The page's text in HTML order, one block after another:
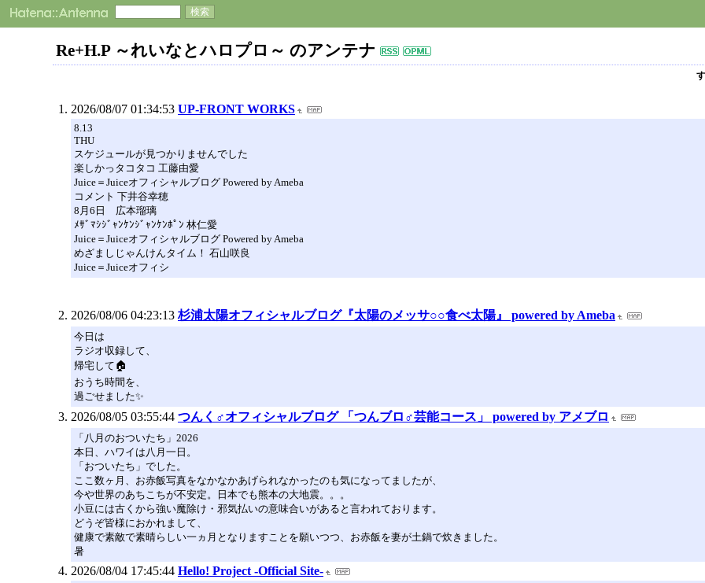
Re+H.P ～れいなとハロプロ～ のアンテナ
2026/08/07 01:34:53 UP-FRONT WORKS
8.13
THU
スケジュールが見つかりませんでした
楽しかっタコタコ 工藤由愛
Juice＝Juiceオフィシャルブログ Powered by Ameba
コメント 下井谷幸穂
8月6日 広本瑠璃
ﾒｻﾞﾏｼｼﾞｬﾝｹﾝｼﾞｬﾝｹﾝﾎﾟﾝ 林仁愛
Juice＝Juiceオフィシャルブログ Powered by Ameba
めざましじゃんけんタイム！ 石山咲良
Juice＝Juiceオフィシ
2026/08/06 04:23:13 杉浦太陽オフィシャルブログ『太陽のメッサ○○食べ太陽』 powered by Ameba
今日は
ラジオ収録して、
帰宅して🏠
おうち時間を、
過ごせました✨
2026/08/05 03:55:44 つんく♂オフィシャルブログ 「つんブロ♂芸能コース」 powered by アメブロ
「八月のおついたち」2026
本日、ハワイは八月一日。
「おついたち」でした。
ここ数ヶ月、お赤飯写真をなかなかあげられなかったのも気になってましたが、
今や世界のあちこちが不安定。日本でも熊本の大地震。。。
小豆には古くから強い魔除け・邪気払いの意味合いがあると言われております。
どうぞ皆様におかれまして、
健康で素敵で素晴らしい一ヵ月となりますことを願いつつ、お赤飯を妻が土鍋で炊きました。
暑
2026/08/04 17:45:44 Hello! Project -Official Site-